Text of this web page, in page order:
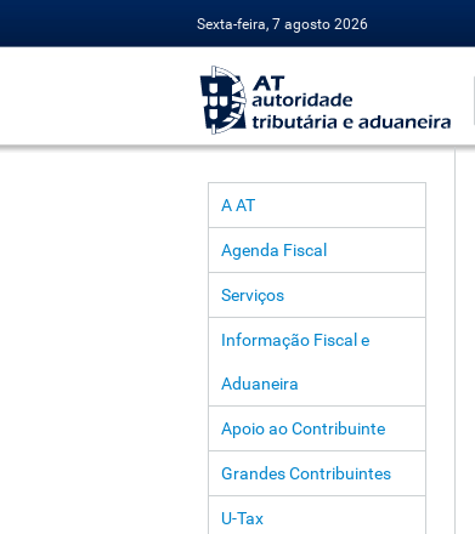
Sexta-feira, 7 agosto 2026
A AT
Agenda Fiscal
Serviços
Informação Fiscal e
Aduaneira
Apoio ao Contribuinte
Grandes Contribuintes
U-Tax